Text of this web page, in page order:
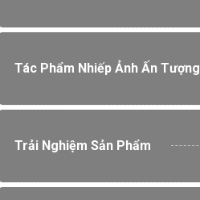
Tác Phẩm Nhiếp Ảnh Ấn Tượng
Trải Nghiệm Sản Phẩm